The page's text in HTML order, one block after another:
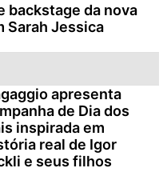
backstage da nova
Sarah Jessica
apresenta
de Dia dos
inspirada em
real de Igor
e seus filhos